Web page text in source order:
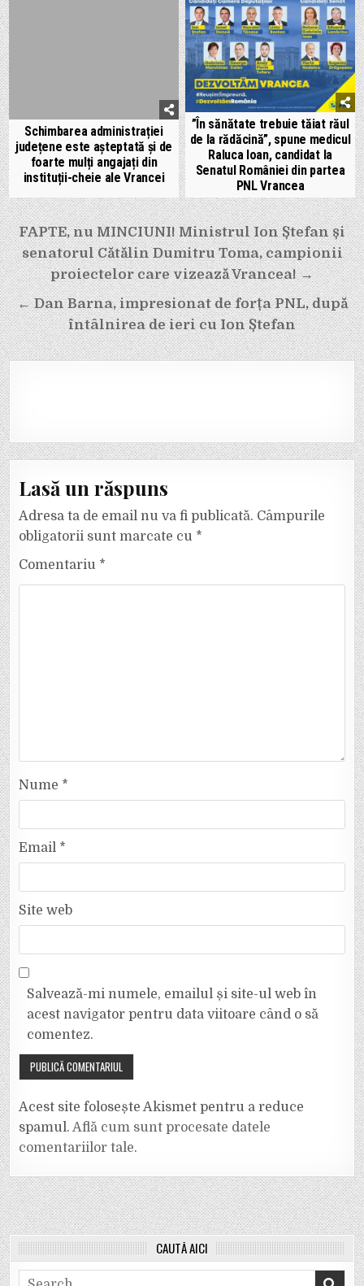
Schimbarea administrației
județene este așteptată și de
foarte mulți angajați din
instituții-cheie ale Vrancei
”În sănătate trebuie tăiat răul
de la rădăcină”, spune medicul
Raluca Ioan, candidat la
Senatul României din partea
PNL Vrancea
Navigare
în
articole
FAPTE, nu MINCIUNI! Ministrul Ion Ștefan și
senatorul Cătălin Dumitru Toma, campionii
proiectelor care vizează Vrancea! →
← Dan Barna, impresionat de forța PNL, după
întâlnirea de ieri cu Ion Ștefan
Lasă un răspuns
Adresa ta de email nu va fi publicată. Câmpurile
obligatorii sunt marcate cu *
Comentariu *
Nume *
Email *
Site web
Salvează-mi numele, emailul și site-ul web în
acest navigator pentru data viitoare când o să
comentez.
Acest site folosește Akismet pentru a reduce
spamul.Află cum sunt procesate datele
comentariilor tale.
CAUTĂ AICI
Search